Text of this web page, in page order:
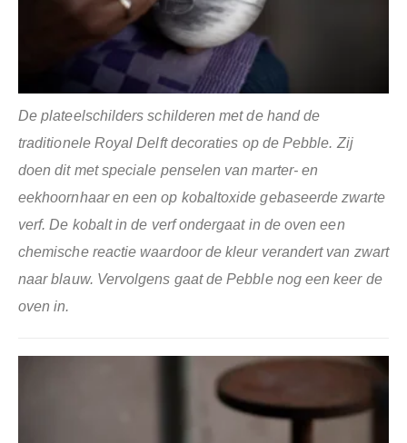
De plateelschilders schilderen met de hand de
traditionele Royal Delft decoraties op de Pebble. Zij
doen dit met speciale penselen van marter- en
eekhoornhaar en een op kobaltoxide gebaseerde zwarte
verf. De kobalt in de verf ondergaat in de oven een
chemische reactie waardoor de kleur verandert van zwart
naar blauw. Vervolgens gaat de Pebble nog een keer de
oven in.